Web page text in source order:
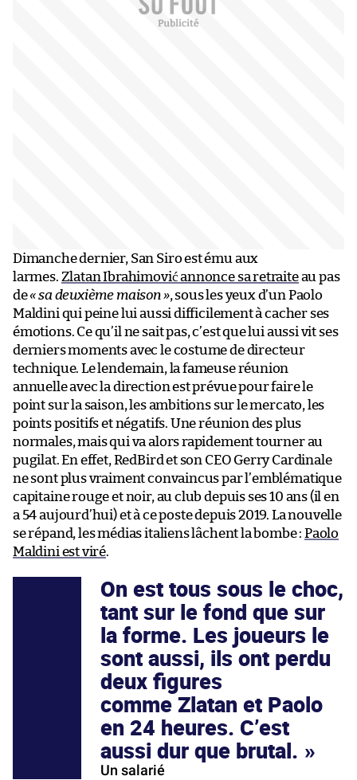
Dimanche dernier, San Siro est ému aux
larmes. Zlatan Ibrahimović annonce sa retraiteau pas
de« sa deuxième maison », sous les yeux d’un Paolo
Maldini qui peine lui aussi difficilement à cacher ses
émotions. Ce qu’il ne sait pas, c’est que lui aussi vit ses
derniers moments avec le costume de directeur
technique. Le lendemain, la fameuse réunion
annuelle avec la direction est prévue pour faire le
point sur la saison, les ambitions sur le mercato, les
points positifs et négatifs. Une réunion des plus
normales, mais qui va alors rapidement tourner au
pugilat. En effet, RedBird et son CEO Gerry Cardinale
ne sont plus vraiment convaincus par l’emblématique
capitaine rouge et noir, au club depuis ses 10 ans (il en
a 54 aujourd’hui) et à ce poste depuis 2019. La nouvelle
se répand, les médias italiens lâchent la bombe :Paolo
Maldini est viré.
On est tous sous le choc,
tant sur le fond que sur
la forme. Les joueurs le
sont aussi, ils ont perdu
deux figures
comme Zlatan et Paolo
en 24 heures. C’est
aussi dur que brutal.
Un salarié